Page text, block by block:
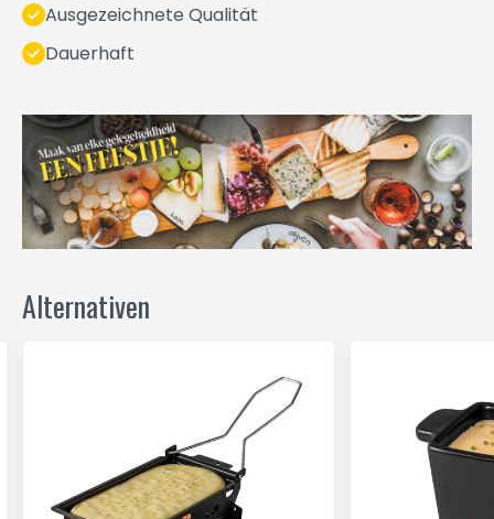
Ausgezeichnete Qualität
Dauerhaft
Alternativen